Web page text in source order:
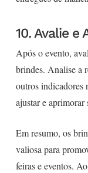
10. Avalie e
Após o evento,
brindes. Analise a
outros indicadores
ajustar e aprimorar
Em resumo, os
valiosa para
feiras e eventos.